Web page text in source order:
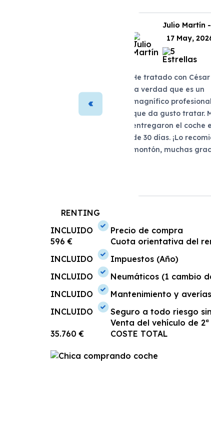
compra fue muy transparente
y rápido. El asesor que me
Julio Martín -
17 May,
He tratado con
la verdad que es un
magnífico
que da gusto tratar.
entregaron el coche
de 30 días. ¡Lo
montón, muchas
RENTING
INCLUIDO
Precio de compra
596 €
Cuota orientativa del
INCLUIDO
Impuestos (Año)
INCLUIDO
Neumáticos (1 cambio
INCLUIDO
Mantenimiento y
INCLUIDO
Seguro a todo riesgo
Venta del vehículo de
35.760 €
COSTE TOTAL